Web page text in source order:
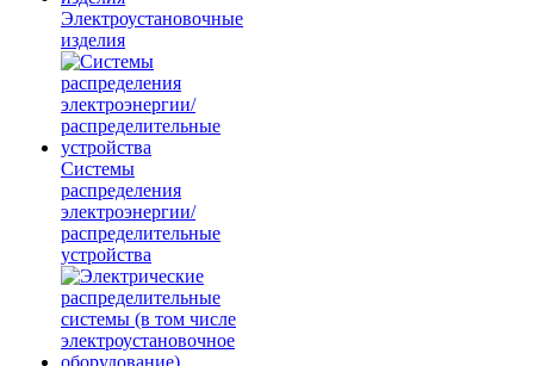
Электроустановочные
изделия
Системы
распределения
электроэнергии/
распределительные
устройства